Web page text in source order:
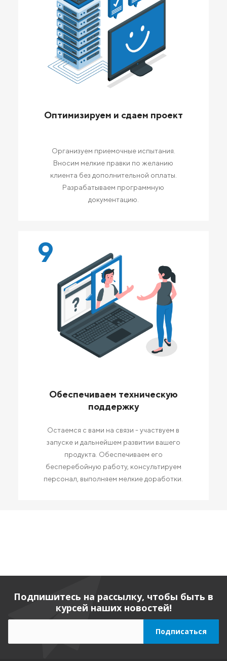
Оптимизируем и сдаем проект
Организуем приемочные испытания.
Вносим мелкие правки по желанию
клиента без дополнительной оплаты.
Разрабатываем программную
документацию.
9
Обеспечиваем техническую
поддержку
Остаемся с вами на связи - участвуем в
запуске и дальнейшем развитии вашего
продукта. Обеспечиваем его
бесперебойную работу, консультируем
персонал, выполняем мелкие доработки.
Подпишитесь на рассылку, чтобы быть в
курсей наших новостей!